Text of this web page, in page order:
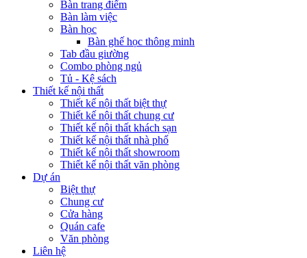
Bàn trang điểm
Bàn làm việc
Bàn học
Bàn ghế học thông minh
Tab đầu giường
Combo phòng ngủ
Tủ - Kệ sách
Thiết kế nội thất
Thiết kế nội thất biệt thự
Thiết kế nội thất chung cư
Thiết kế nội thất khách sạn
Thiết kế nội thất nhà phố
Thiết kế nội thất showroom
Thiết kế nội thất văn phòng
Dự án
Biệt thự
Chung cư
Cửa hàng
Quán cafe
Văn phòng
Liên hệ